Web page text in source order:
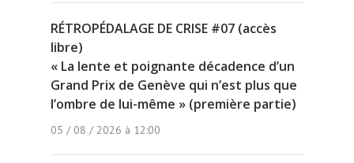
RÉTROPÉDALAGE DE CRISE #07 (accès
libre)
« La lente et poignante décadence d’un
Grand Prix de Genève qui n’est plus que
l’ombre de lui-même » (première partie)
05 / 08 / 2026 à 12:00